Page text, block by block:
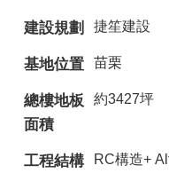
建設規劃 捷笙建設
基地位置 苗栗
總樓地板
面積
約3427坪
工程結構 RC構造+